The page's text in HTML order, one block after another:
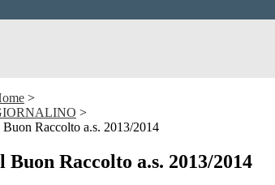
>
>
Raccolto a.s. 2013/2014
Buon Raccolto a.s. 2013/2014